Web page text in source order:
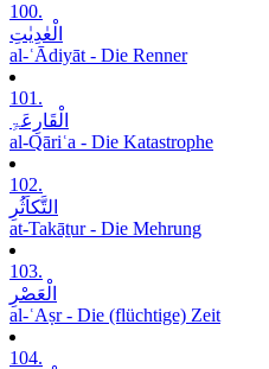
100.
الْعٰدِیٰتِ
al-ʿĀdiyāt - Die Renner
101.
الْقَارِعَۃِ
al-Qāriʿa - Die Katastrophe
102.
التَّکاَثُرِ
at-Takāṯur - Die Mehrung
103.
الْعَصْرِ
al-ʿAṣr - Die (flüchtige) Zeit
104.